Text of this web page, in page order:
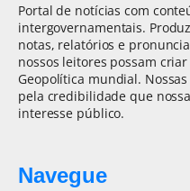
Portal de notícias com
intergovernamentais.
notas, relatórios e
nossos leitores possam
Geopolítica mundial.
pela credibilidade que
interesse público.
Navegue